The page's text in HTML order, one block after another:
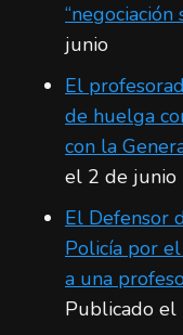
“negociación
junio
El
de huelga
con la
el 2 de junio
El Defensor
Policía por
a una
Publicado